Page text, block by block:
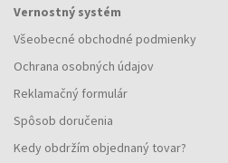
Vernostný systém
Všeobecné obchodné podmienky
Ochrana osobných údajov
Reklamačný formulár
Spôsob doručenia
Kedy obdržím objednaný tovar?